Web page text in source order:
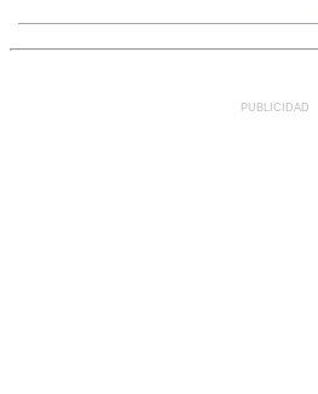
PUBLICIDAD